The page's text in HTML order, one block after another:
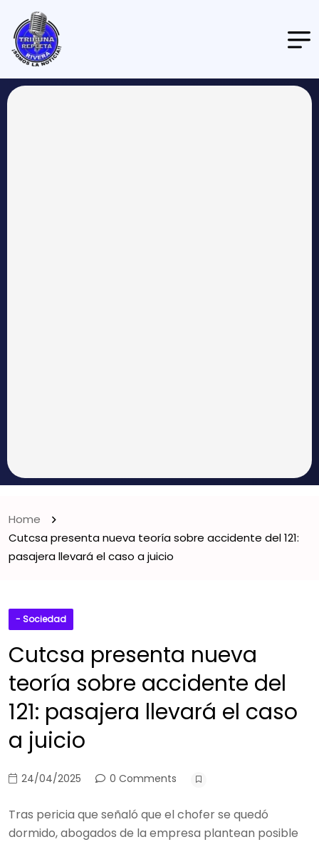
Home
Cutcsa presenta nueva teoría sobre accidente del 121:
pasajera llevará el caso a juicio
- Sociedad
Cutcsa presenta nueva
teoría sobre accidente del
121: pasajera llevará el caso
a juicio
24/04/2025 0 Comments
Tras pericia que señaló que el chofer se quedó
dormido, abogados de la empresa plantean posible